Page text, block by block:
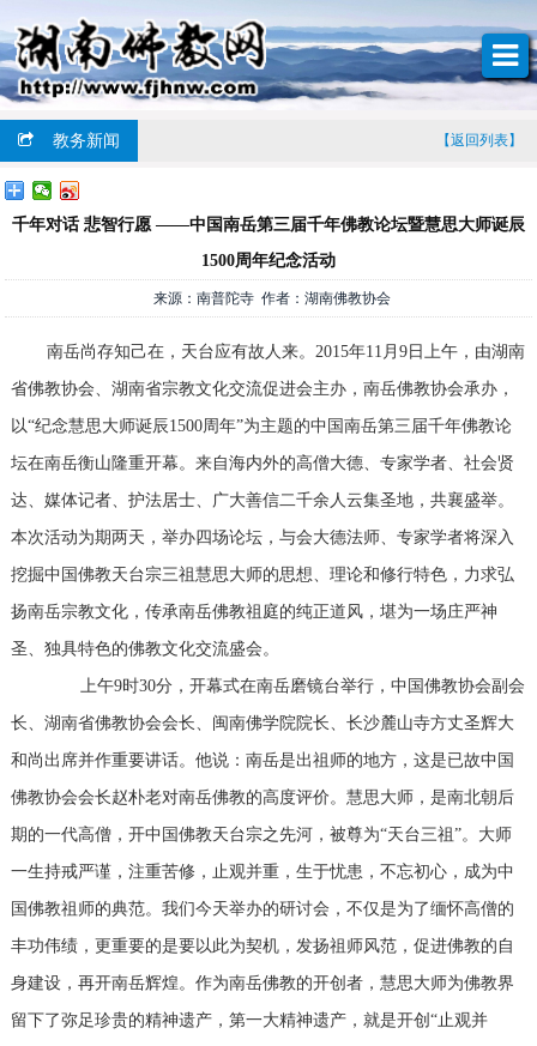
教务新闻 【返回列表】
千年对话 悲智行愿 ——中国南岳第三届千年佛教论坛暨慧思大师诞辰
1500周年纪念活动
来源：南普陀寺 作者：湖南佛教协会
南岳尚存知己在，天台应有故人来。2015年11月9日上午，由湖南
省佛教协会、湖南省宗教文化交流促进会主办，南岳佛教协会承办，
以“纪念慧思大师诞辰1500周年”为主题的中国南岳第三届千年佛教论
坛在南岳衡山隆重开幕。来自海内外的高僧大德、专家学者、社会贤
达、媒体记者、护法居士、广大善信二千余人云集圣地，共襄盛举。
本次活动为期两天，举办四场论坛，与会大德法师、专家学者将深入
挖掘中国佛教天台宗三祖慧思大师的思想、理论和修行特色，力求弘
扬南岳宗教文化，传承南岳佛教祖庭的纯正道风，堪为一场庄严神
圣、独具特色的佛教文化交流盛会。
上午9时30分，开幕式在南岳磨镜台举行，中国佛教协会副会
长、湖南省佛教协会会长、闽南佛学院院长、长沙麓山寺方丈圣辉大
和尚出席并作重要讲话。他说：南岳是出祖师的地方，这是已故中国
佛教协会会长赵朴老对南岳佛教的高度评价。慧思大师，是南北朝后
期的一代高僧，开中国佛教天台宗之先河，被尊为“天台三祖”。大师
一生持戒严谨，注重苦修，止观并重，生于忧患，不忘初心，成为中
国佛教祖师的典范。我们今天举办的研讨会，不仅是为了缅怀高僧的
丰功伟绩，更重要的是要以此为契机，发扬祖师风范，促进佛教的自
身建设，再开南岳辉煌。作为南岳佛教的开创者，慧思大师为佛教界
留下了弥足珍贵的精神遗产，第一大精神遗产，就是开创“止观并